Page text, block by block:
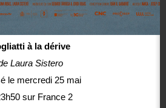
à la dérive
Laura Sistero
le mercredi 25 mai
sur France 2